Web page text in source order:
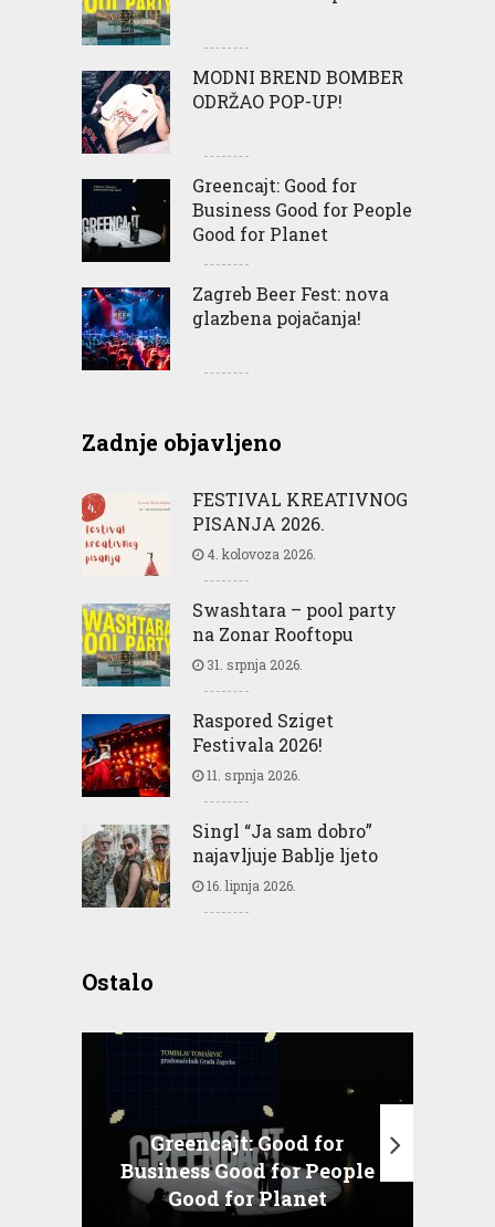
MODNI BREND BOMBER
ODRŽAO POP-UP!
Greencajt: Good for
Business Good for People
Good for Planet
Zagreb Beer Fest: nova
glazbena pojačanja!
Zadnje objavljeno
FESTIVAL KREATIVNOG
PISANJA 2026.
4. kolovoza 2026.
Swashtara – pool party
na Zonar Rooftopu
31. srpnja 2026.
Raspored Sziget
Festivala 2026!
11. srpnja 2026.
Singl “Ja sam dobro”
najavljuje Bablje ljeto
16. lipnja 2026.
Ostalo
Greencajt: Good for
Business Good for People
Good for Planet